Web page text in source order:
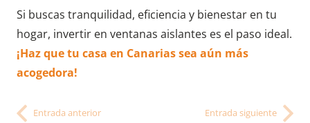
Si buscas tranquilidad, eficiencia y bienestar en tu
hogar, invertir en ventanas aislantes es el paso ideal.
¡Haz que tu casa en Canarias sea aún más
acogedora!
Entrada anterior Entrada siguiente